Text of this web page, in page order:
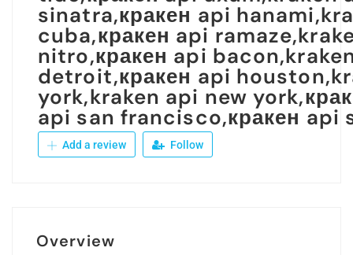
sinatra,кракен api
cuba,кракен api
nitro,кракен api
detroit,кракен api
york,kraken api new
api san francisco,кракен
Add a review Follow
Overview